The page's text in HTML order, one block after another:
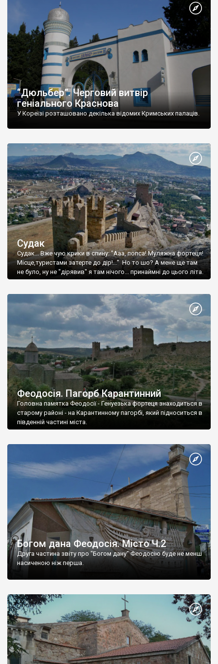
“Дюльбер”. Черговий витвір
геніального Краснова
У Кореїзі розташовано декілька відомих Кримських палаців.
Судак
Судак... Вже чую крики в спину: "Ааа, попса! Муляжна фортеця!
Місце,туристами затерте до дір!..." Но то шо? А мене ще там
не було, ну не "дірявив" я там нічого... принаймні до цього літа.
Феодосія. Пагорб Карантинний
Головна памятка Феодосії - Генуезька фортеця знаходиться в
старому районі - на Карантинному пагорбі, який підноситься в
південній частині міста.
Богом дана Феодосія. Місто Ч.2
Друга частина звіту про "Богом дану" Феодосію буде не менш
насиченою ніж перша.